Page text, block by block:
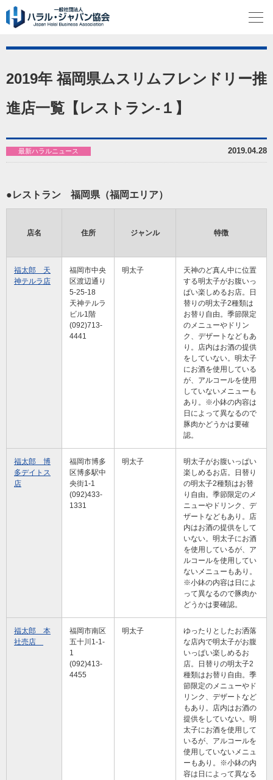
2019年 福岡県ムスリムフレンドリー推
進店一覧【レストラン-１】
2019.04.28
最新ハラルニュース
●レストラン 福岡県（福岡エリア）
店名 住所 ジャンル 特徴
福太郎 天
神テルラ店
福岡市中央
区渡辺通り
5-25-18
天神テルラ
ビル1階
(092)713-
4441
明太子
天神のど真ん中に位置
する明太子がお腹いっ
ぱい楽しめるお店。日
替りの明太子2種類は
お替り自由。季節限定
のメニューやドリン
ク、デザートなどもあ
り。店内はお酒の提供
をしていない。明太子
にお酒を使用している
が、アルコールを使用
していないメニューも
あり。※小鉢の内容は
日によって異なるので
豚肉かどうかは要確
認。
福太郎 博
多デイトス
店
福岡市博多
区博多駅中
央街1-1
(092)433-
1331
明太子
明太子がお腹いっぱい
楽しめるお店。日替り
の明太子2種類はお替
り自由。季節限定のメ
ニューやドリンク、デ
ザートなどもあり。店
内はお酒の提供をして
いない。明太子にお酒
を使用しているが、ア
ルコールを使用してい
ないメニューもあり。
※小鉢の内容は日によ
って異なるので豚肉か
どうかは要確認。
福太郎 本
社売店
福岡市南区
五十川1-1-
1
(092)413-
4455
明太子
ゆったりとしたお洒落
な店内で明太子がお腹
いっぱい楽しめるお
店。日替りの明太子2
種類はお替り自由。季
節限定のメニューやド
リンク、デザートなど
もあり。店内はお酒の
提供をしていない。明
太子にお酒を使用して
いるが、アルコールを
使用していないメニュ
ーもあり。※小鉢の内
容は日によって異なる